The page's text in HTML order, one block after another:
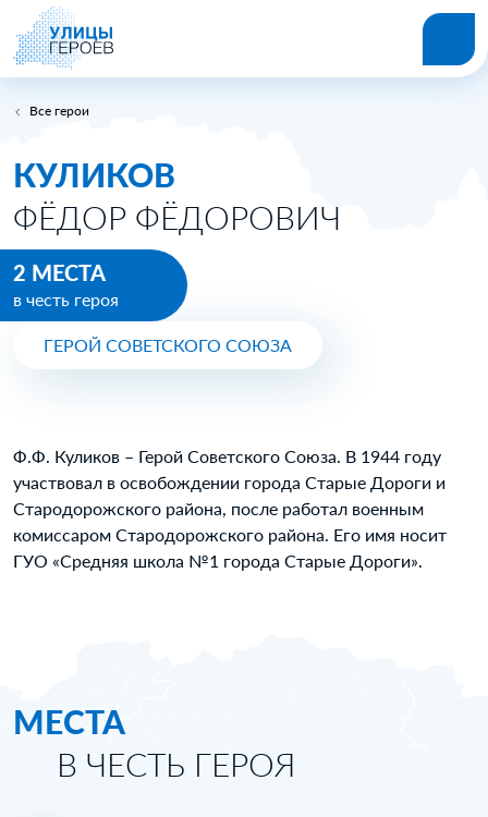
Все герои
КУЛИКОВ
ФЁДОР ФЁДОРОВИЧ
2 МЕСТА
в честь героя
ГЕРОЙ СОВЕТСКОГО СОЮЗА
Ф.Ф. Куликов – Герой Советского Союза. В 1944 году
участвовал в освобождении города Старые Дороги и
Стародорожского района, после работал военным
комиссаром Стародорожского района. Его имя носит
ГУО «Средняя школа №1 города Старые Дороги».
МЕСТА
В ЧЕСТЬ ГЕРОЯ